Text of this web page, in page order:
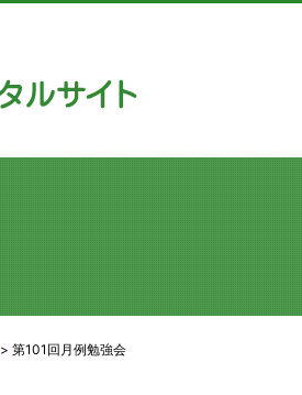
> 第101回月例勉強会